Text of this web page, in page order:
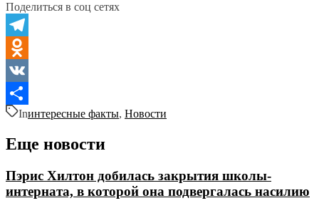
Поделиться в соц сетях
Telegram
Odnoklassniki
VK
Отправить
Inинтересные факты, Новости
Еще новости
Пэрис Хилтон добилась закрытия школы-
интерната, в которой она подвергалась насилию